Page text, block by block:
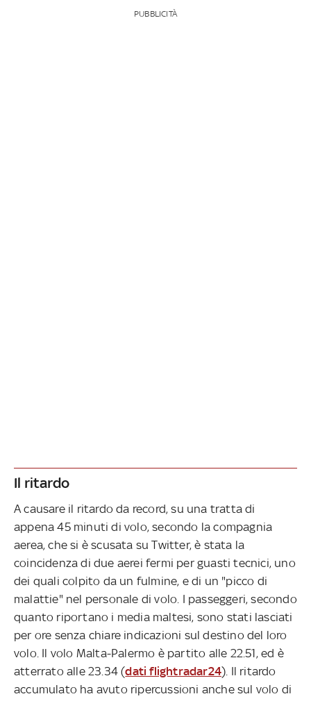
PUBBLICITÀ
Il ritardo
A causare il ritardo da record, su una tratta di
appena 45 minuti di volo, secondo la compagnia
aerea, che si è scusata su Twitter, è stata la
coincidenza di due aerei fermi per guasti tecnici, uno
dei quali colpito da un fulmine, e di un "picco di
malattie" nel personale di volo. I passeggeri, secondo
quanto riportano i media maltesi, sono stati lasciati
per ore senza chiare indicazioni sul destino del loro
volo. Il volo Malta-Palermo è partito alle 22.51, ed è
atterrato alle 23.34 (dati flightradar24). Il ritardo
accumulato ha avuto ripercussioni anche sul volo di